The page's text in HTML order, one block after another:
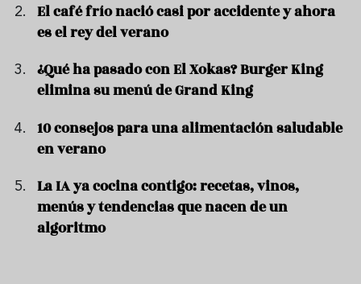
El café frío nació casi por accidente y ahora
es el rey del verano
¿Qué ha pasado con El Xokas? Burger King
elimina su menú de Grand King
10 consejos para una alimentación saludable
en verano
La IA ya cocina contigo: recetas, vinos,
menús y tendencias que nacen de un
algoritmo